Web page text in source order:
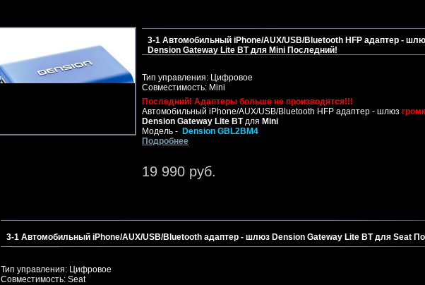
3-1 Автомобильный iPhone/AUX/USB/Bluetooth HFP адаптер -
Dension Gateway Lite BT для Mini Последний!
Тип управления: Цифровое
Совместимость: Mini
Последний! Адаптеры больше не производятся!!!
Автомобильный iPhone/AUX/USB/Bluetooth HFP адаптер - шлюз
Dension Gateway Lite BTдля Mini
Модель - Dension GBL2BM4
Подробнее
19 990 руб.
3-1 Автомобильный iPhone/AUX/USB/Bluetooth адаптер - шлюз Dension Gateway Lite BT для Seat
Тип управления: Цифровое
Совместимость: Seat